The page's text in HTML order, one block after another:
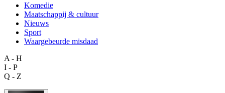
Komedie
Maatschappij & cultuur
Nieuws
Sport
Waargebeurde misdaad
A - H
I - P
Q - Z